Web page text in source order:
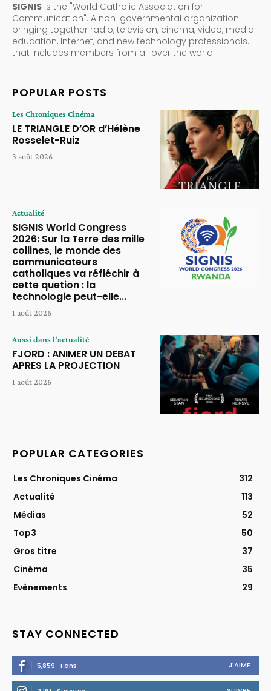
SIGNIS is the "World Catholic Association for
Communication". A non-governmental organization
bringing together radio, television, cinema, video, media
education, Internet, and new technology professionals.
that includes members from all over the world
POPULAR POSTS
Les Chroniques Cinéma
LE TRIANGLE D’OR d’Hélène
Rosselet-Ruiz
3 août 2026
Actualité
SIGNIS World Congress
2026: Sur la Terre des mille
collines, le monde des
communicateurs
catholiques va réfléchir à
cette quetion : la
technologie peut-elle...
1 août 2026
Aussi dans l'actualité
FJORD : ANIMER UN DEBAT
APRES LA PROJECTION
1 août 2026
POPULAR CATEGORIES
Les Chroniques Cinéma
312
Actualité
113
Médias
52
Top3
50
Gros titre
37
Cinéma
35
Evènements
29
STAY CONNECTED
5,859 Fans J'AIME